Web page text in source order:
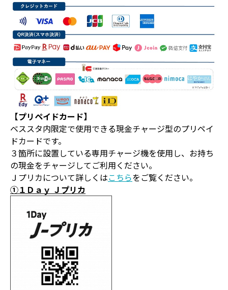
【プリペイドカード】
ベススタ内限定で使用できる現金チャージ型のプリペイ
ドカードです。
３箇所に設置している専用チャージ機を使用し、お持ち
の現金をチャージしてご利用ください。
Ｊプリカについて詳しくはこちらをご覧ください。
①１Ｄａｙ Ｊプリカ